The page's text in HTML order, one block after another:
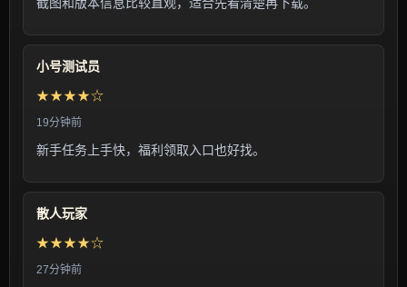
小号测试员
★★★★☆
19分钟前
新手任务上手快，福利领取入口也好找。
散人玩家
★★★★☆
27分钟前